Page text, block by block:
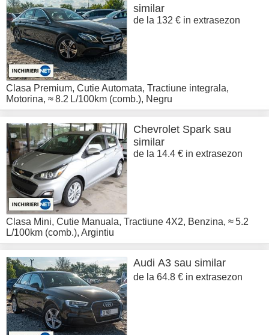
similar
de la 132 € in extrasezon
Clasa Premium, Cutie Automata, Tractiune integrala,
Motorina, ≈ 8.2 L/100km (comb.), Negru
Chevrolet Spark sau
similar
de la 14.4 € in extrasezon
Clasa Mini, Cutie Manuala, Tractiune 4X2, Benzina, ≈ 5.2
L/100km (comb.), Argintiu
Audi A3 sau similar
de la 64.8 € in extrasezon